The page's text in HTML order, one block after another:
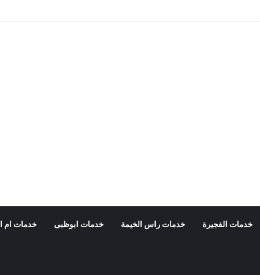
خدمات الفجيرة خدمات راس الخيمة خدمات ابوظبى خدمات ام